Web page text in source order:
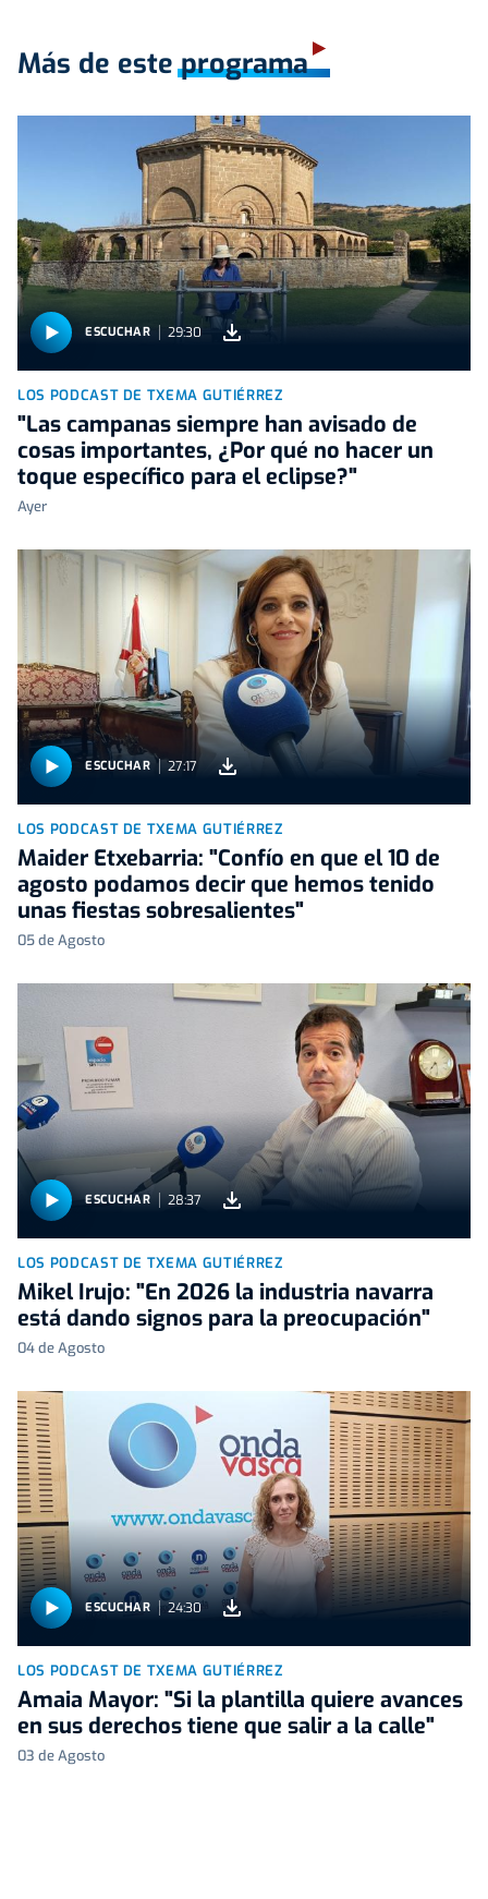
Más de este programa
ESCUCHAR 29:30
LOS PODCAST DE TXEMA GUTIÉRREZ
"Las campanas siempre han avisado de
cosas importantes, ¿Por qué no hacer un
toque específico para el eclipse?"
Ayer
ESCUCHAR 27:17
LOS PODCAST DE TXEMA GUTIÉRREZ
Maider Etxebarria: "Confío en que el 10 de
agosto podamos decir que hemos tenido
unas fiestas sobresalientes"
05 de Agosto
ESCUCHAR 28:37
LOS PODCAST DE TXEMA GUTIÉRREZ
Mikel Irujo: "En 2026 la industria navarra
está dando signos para la preocupación"
04 de Agosto
ESCUCHAR 24:30
LOS PODCAST DE TXEMA GUTIÉRREZ
Amaia Mayor: "Si la plantilla quiere avances
en sus derechos tiene que salir a la calle"
03 de Agosto